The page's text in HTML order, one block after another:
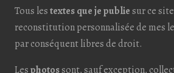
Tous lestextes que je publiesur ce
reconstitution personnalisée de mes
par conséquent libres de droit.
Lesphotossont, sauf exception,